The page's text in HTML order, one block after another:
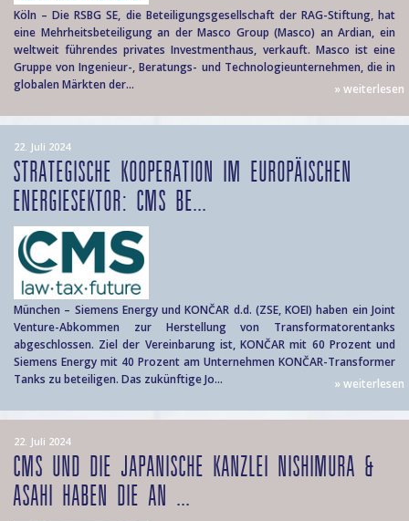
Köln – Die RSBG SE, die Beteiligungsgesellschaft der RAG-Stiftung, hat
eine Mehrheitsbeteiligung an der Masco Group (Masco) an Ardian, ein
weltweit führendes privates Investmenthaus, verkauft. Masco ist eine
Gruppe von Ingenieur-, Beratungs- und Technologieunternehmen, die in
globalen Märkten der...
» weiterlesen
22. Juli 2024
STRATEGISCHE KOOPERATION IM EUROPÄISCHEN
ENERGIESEKTOR: CMS BE...
München – Siemens Energy und KONČAR d.d. (ZSE, KOEI) haben ein Joint
Venture-Abkommen zur Herstellung von Transformatorentanks
abgeschlossen. Ziel der Vereinbarung ist, KONČAR mit 60 Prozent und
Siemens Energy mit 40 Prozent am Unternehmen KONČAR-Transformer
Tanks zu beteiligen. Das zukünftige Jo...
» weiterlesen
22. Juli 2024
CMS UND DIE JAPANISCHE KANZLEI NISHIMURA &
ASAHI HABEN DIE AN ...